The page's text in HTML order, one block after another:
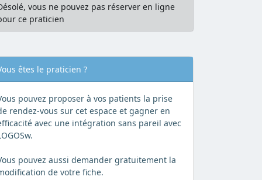
vous ne pouvez pas réserver en ligne
ce praticien
êtes le praticien ?
pouvez proposer à vos patients la prise
rendez-vous sur cet espace et gagner en
avec une intégration sans pareil avec
pouvez aussi demander gratuitement la
de votre fiche.